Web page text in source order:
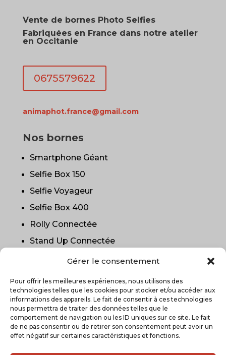
Gérer le consentement
Pour offrir les meilleures expériences, nous utilisons des
technologies telles que les cookies pour stocker et/ou accéder aux
informations des appareils. Le fait de consentir à ces technologies
nous permettra de traiter des données telles que le
comportement de navigation ou les ID uniques sur ce site. Le fait
de ne pas consentir ou de retirer son consentement peut avoir un
effet négatif sur certaines caractéristiques et fonctions.
Vente de bornes Photo Selfies
Fabriquées en France dans notre atelier
en Occitanie
0675579622
animaphot.france@gmail.com
Nos bornes
Smartphone Géant
Selfie Box 150
Selfie Voyageur
Selfie Box 400
Rolly Connectée
Stand Up Connectée
Oblong Photobooth
DAP